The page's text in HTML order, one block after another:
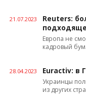
21.07.2023
Reuters:
Европа не
кадровый бум.
28.04.2023 Euractiv: в
Украинцы
из других